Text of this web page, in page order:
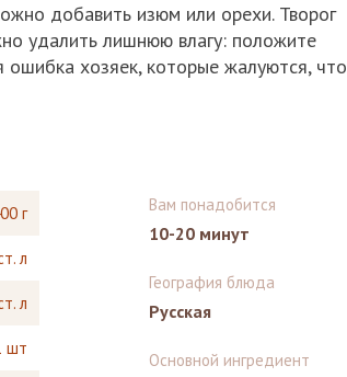
добавить изюм или орехи. Творог
удалить лишнюю влагу: положите
ошибка хозяек, которые жалуются, что
г
л
л
шт
Вам понадобится
10-20 минут
География блюда
Русская
Основной ингредиент